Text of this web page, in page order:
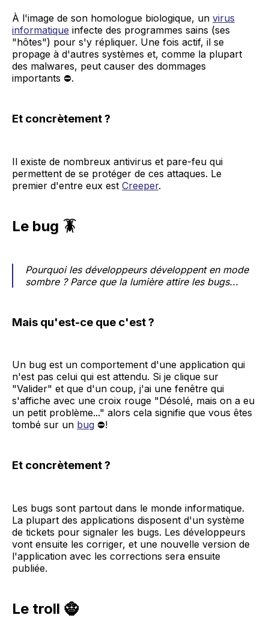
À l'image de son homologue biologique, un virus
informatique infecte des programmes sains (ses
"hôtes") pour s'y répliquer. Une fois actif, il se
propage à d'autres systèmes et, comme la plupart
des malwares, peut causer des dommages
importants ⛔.
Et concrètement ?
Il existe de nombreux antivirus et pare-feu qui
permettent de se protéger de ces attaques. Le
premier d'entre eux est Creeper.
Le bug 🪳
Pourquoi les développeurs développent en mode
sombre ? Parce que la lumière attire les bugs...
Mais qu'est-ce que c'est ?
Un bug est un comportement d'une application qui
n'est pas celui qui est attendu. Si je clique sur
"Valider" et que d'un coup, j'ai une fenêtre qui
s'affiche avec une croix rouge "Désolé, mais on a eu
un petit problème..." alors cela signifie que vous êtes
tombé sur un bug ⛔!
Et concrètement ?
Les bugs sont partout dans le monde informatique.
La plupart des applications disposent d'un système
de tickets pour signaler les bugs. Les développeurs
vont ensuite les corriger, et une nouvelle version de
l'application avec les corrections sera ensuite
publiée.
Le troll 🧌